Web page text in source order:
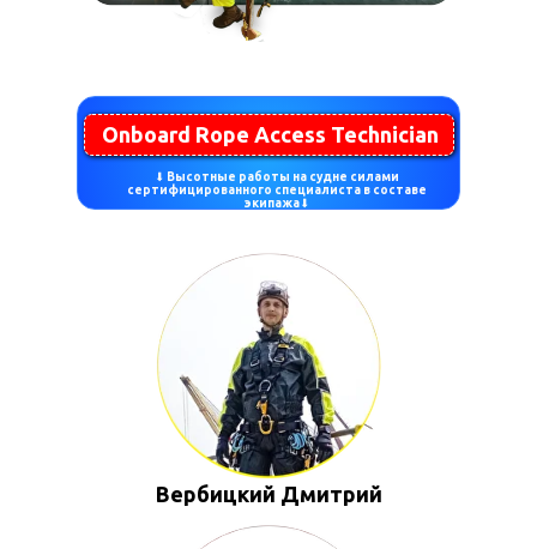
⬇ Высотные работы на судне силами
сертифицированного специалиста в составе
экипажа⬇
Onboard Rope Access Technician
Вербицкий Дмитрий